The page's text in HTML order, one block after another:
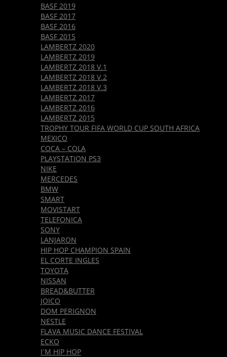
BASF 2019
BASF 2017
BASF 2016
BASF 2015
LAMBERTZ 2020
LAMBERTZ 2019
LAMBERTZ 2018 V.1
LAMBERTZ 2018 V.2
LAMBERTZ 2018 V.3
LAMBERTZ 2017
LAMBERTZ 2016
LAMBERTZ 2015
TROPHY TOUR FIFA WORLD CUP SOUTH AFRICA
MEXICO
COCA – COLA
PLAYSTATION PS3
NIKE
MERCEDES
BMW
SMART
MOVISTART
TELEFONICA
SONY
LANJARON
HIP HOP CHAMPION SPAIN
EL CORTE INGLES
TOYOTA
NISSAN
BREAD&BUTTER
JOICO
DOM PERIGNON
NESTLE
FLAVA MUSIC DANCE FESTIVAL
ECKO
I´M HIP HOP